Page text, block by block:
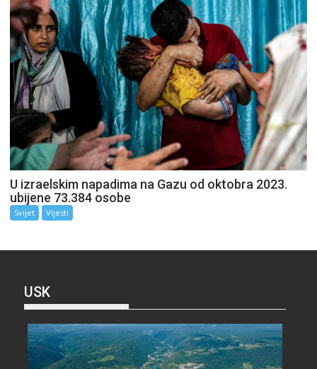
U izraelskim napadima na Gazu od oktobra 2023.
ubijene 73.384 osobe
Svijet Vijesti
USK